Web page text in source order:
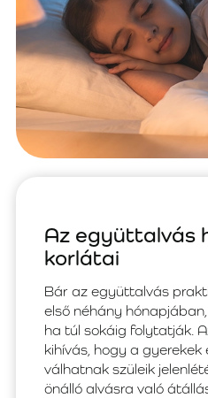
Az együttalvás
korlátai
Bár az együttalvás
első néhány
ha túl sokáig folytatják.
kihívás, hogy a
válhatnak szüleik
önálló alvásra való